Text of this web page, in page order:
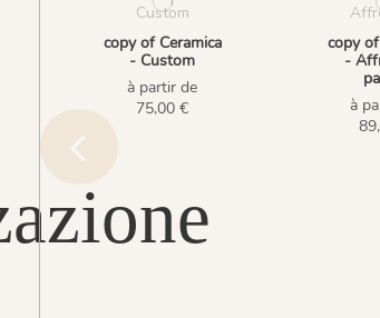
copy of Ceramica
- Custom
à partir de
75,00 €
copy
-
à